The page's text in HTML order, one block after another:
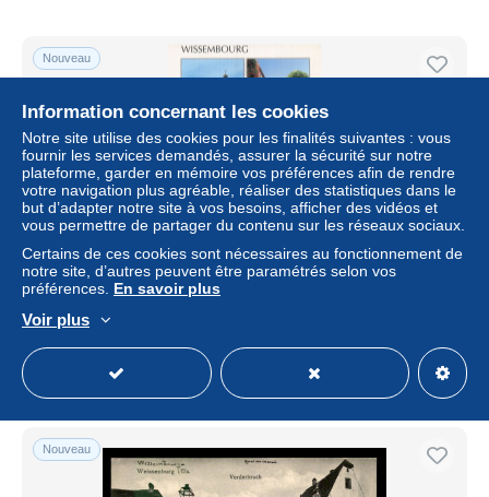
Nouveau
67 WISSEMBOURG CENTRE VILLE
Professionnel
Nouveau
Information concernant les cookies
Notre site utilise des cookies pour les finalités suivantes : vous
fournir les services demandés, assurer la sécurité sur notre
plateforme, garder en mémoire vos préférences afin de rendre
votre navigation plus agréable, réaliser des statistiques dans le
but d’adapter notre site à vos besoins, afficher des vidéos et
vous permettre de partager du contenu sur les réseaux sociaux.
Certains de ces cookies sont nécessaires au fonctionnement de
notre site, d’autres peuvent être paramétrés selon vos
préférences. En savoir plus
Voir plus